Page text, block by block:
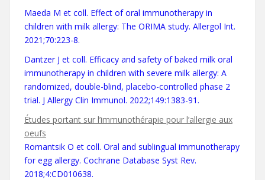
Maeda M et coll. Effect of oral immunotherapy in
children with milk allergy: The ORIMA study. Allergol Int.
2021;70:223-8.
Dantzer J et coll. Efficacy and safety of baked milk oral
immunotherapy in children with severe milk allergy: A
randomized, double-blind, placebo-controlled phase 2
trial. J Allergy Clin Immunol. 2022;149:1383-91.
Études portant sur l’immunothérapie pour l’allergie aux
oeufs
Romantsik O et coll. Oral and sublingual immunotherapy
for egg allergy. Cochrane Database Syst Rev.
2018;4:CD010638.